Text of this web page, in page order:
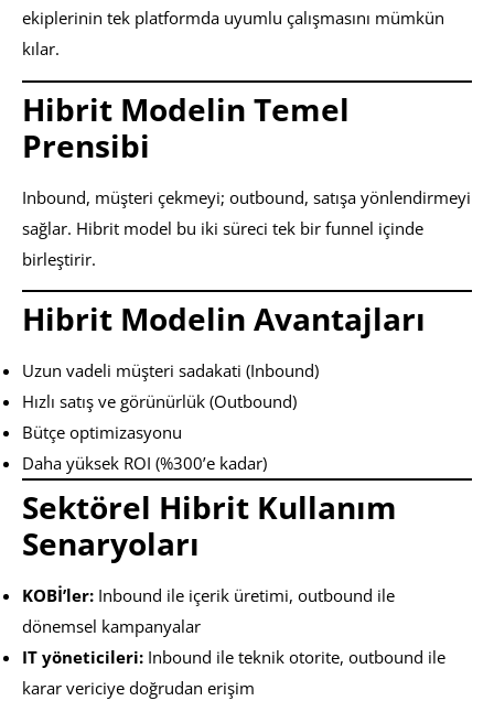
ekiplerinin tek platformda uyumlu çalışmasını mümkün
kılar.
Hibrit Modelin Temel
Prensibi
Inbound, müşteri çekmeyi; outbound, satışa yönlendirmeyi
sağlar. Hibrit model bu iki süreci tek bir funnel içinde
birleştirir.
Hibrit Modelin Avantajları
Uzun vadeli müşteri sadakati (Inbound)
Hızlı satış ve görünürlük (Outbound)
Bütçe optimizasyonu
Daha yüksek ROI (%300’e kadar)
Sektörel Hibrit Kullanım
Senaryoları
KOBİ’ler: Inbound ile içerik üretimi, outbound ile
dönemsel kampanyalar
IT yöneticileri: Inbound ile teknik otorite, outbound ile
karar vericiye doğrudan erişim